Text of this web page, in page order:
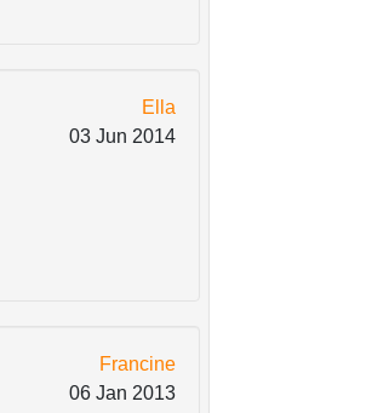
Ella
03 Jun 2014
Francine
06 Jan 2013